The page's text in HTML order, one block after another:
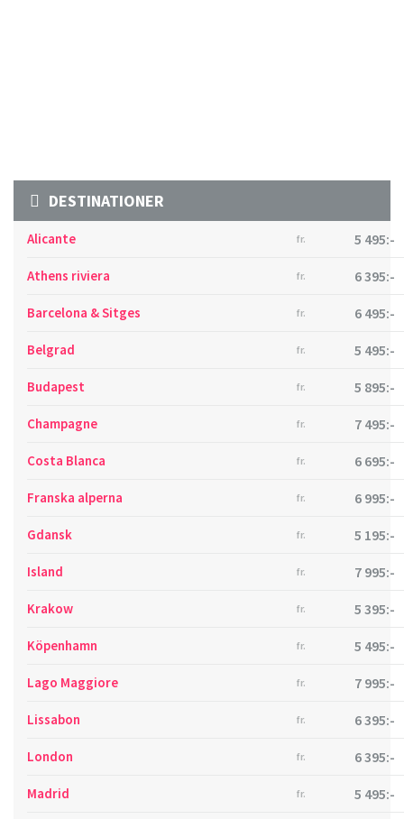
DESTINATIONER
Alicante fr. 5 495:-
Athens riviera fr. 6 395:-
Barcelona & Sitges fr. 6 495:-
Belgrad fr. 5 495:-
Budapest fr. 5 895:-
Champagne fr. 7 495:-
Costa Blanca fr. 6 695:-
Franska alperna fr. 6 995:-
Gdansk fr. 5 195:-
Island fr. 7 995:-
Krakow fr. 5 395:-
Köpenhamn fr. 5 495:-
Lago Maggiore fr. 7 995:-
Lissabon fr. 6 395:-
London fr. 6 395:-
Madrid fr. 5 495:-